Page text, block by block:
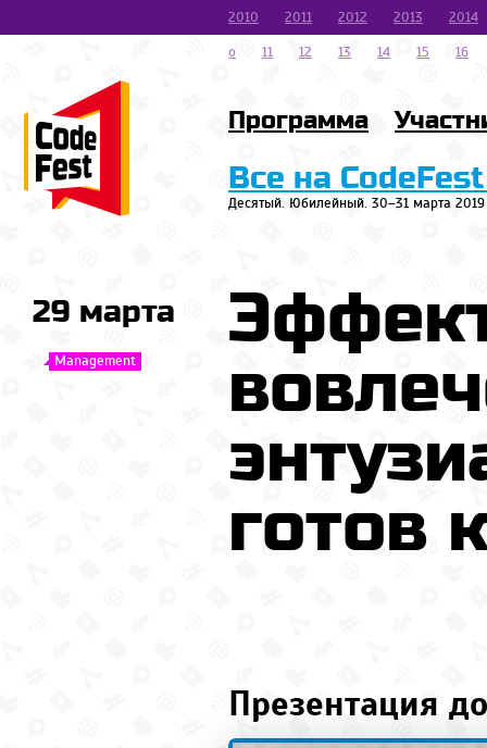
2010 2011 2012 2013
2014
o
11 12 13 14 15 16
Программа
Все на
Десятый. Юбилейный. 30–31 марта 2019
29 марта
Management
готов
Презентация